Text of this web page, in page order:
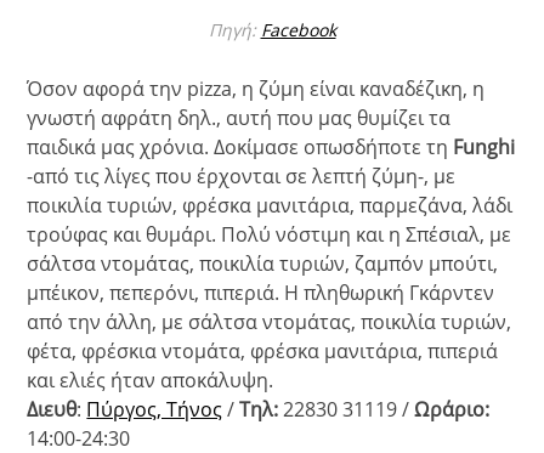
Πηγή: Facebook
Όσον αφορά την pizza, η ζύμη είναι καναδέζικη, η
γνωστή αφράτη δηλ., αυτή που μας θυμίζει τα
παιδικά μας χρόνια. Δοκίμασε οπωσδήποτε τη Funghi
-από τις λίγες που έρχονται σε λεπτή ζύμη-, με
ποικιλία τυριών, φρέσκα μανιτάρια, παρμεζάνα, λάδι
τρούφας και θυμάρι. Πολύ νόστιμη και η Σπέσιαλ, με
σάλτσα ντομάτας, ποικιλία τυριών, ζαμπόν μπούτι,
μπέικον, πεπερόνι, πιπεριά. Η πληθωρική Γκάρντεν
από την άλλη, με σάλτσα ντομάτας, ποικιλία τυριών,
φέτα, φρέσκια ντομάτα, φρέσκα μανιτάρια, πιπεριά
και ελιές ήταν αποκάλυψη.
Διευθ: Πύργος, Τήνος/Τηλ:22830 31119 /Ωράριο:
14:00-24:30